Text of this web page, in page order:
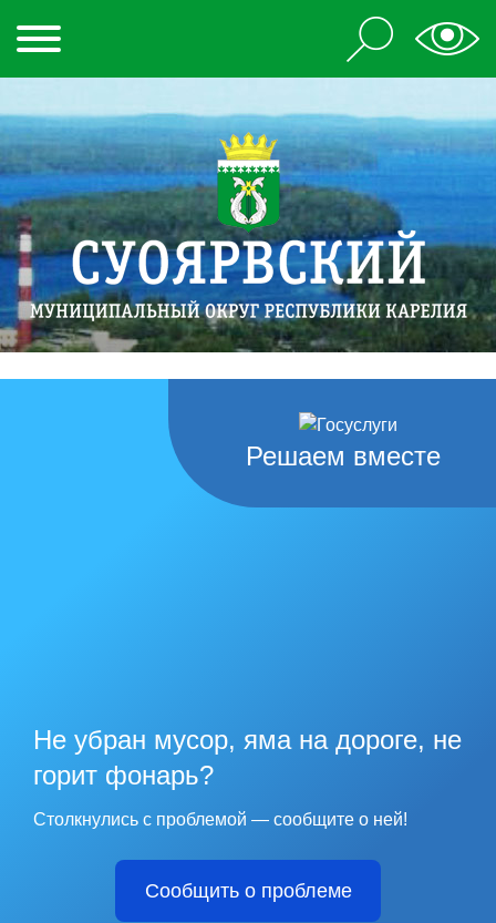
Решаем вместе
Не убран мусор, яма на дороге, не
горит фонарь?
Столкнулись с проблемой — сообщите о ней!
Сообщить о проблеме